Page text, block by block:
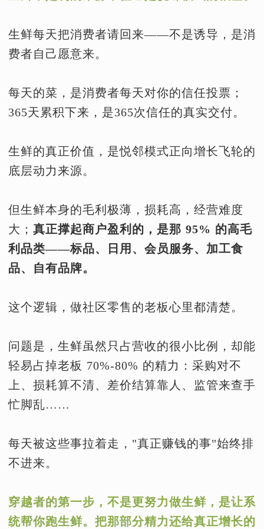
生鲜每天把消费者请回来——不是诱导，是消
费者自己愿意来。
每天的菜，是消费者每天对你的信任投票；
365天累积下来，是365次信任的真实交付。
生鲜的真正价值，是悦邻模式正向增长飞轮的
底层动力来源。
但生鲜本身的毛利极薄，损耗高，经营难度
大； 真正撑起商户盈利的，是那 95% 的高毛
利品类——标品、日用、会员服务、加工食
品、自有品牌。
这个逻辑，做社区零售的老板心里都清楚。
问题是，生鲜虽然只占营收的很小比例，却能
轻易占掉老板 70%-80% 的精力：采购对不
上、损耗算不清、差价结算靠人、监管来查手
忙脚乱……
每天被这些事拉着走，"真正赚钱的事"始终排
不进来。
穿越者的第一步，不是更努力做生鲜，是让系
统帮你跑生鲜。把那部分精力还给真正增长的